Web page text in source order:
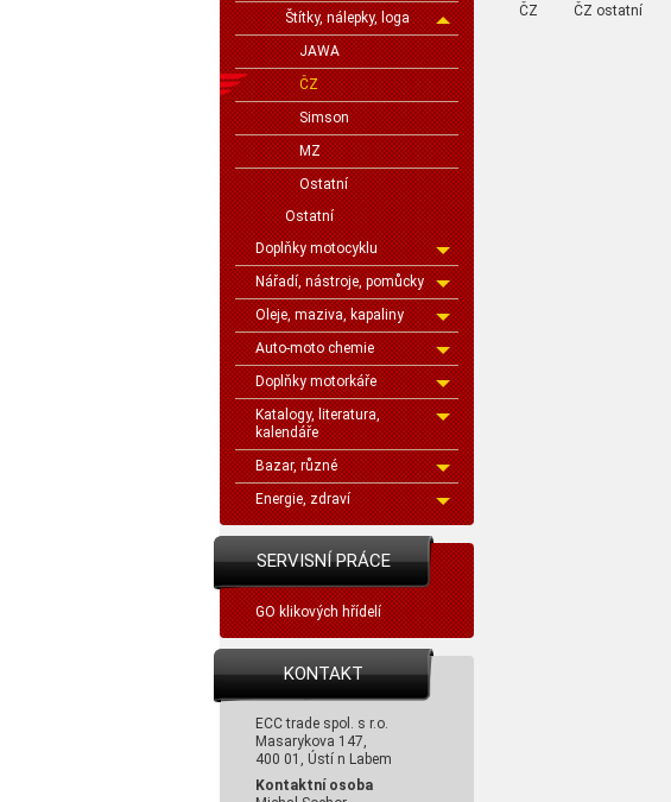
Štítky, nálepky, loga
JAWA
ČZ
Simson
MZ
Ostatní
Ostatní
Doplňky motocyklu
Nářadí, nástroje, pomůcky
Oleje, maziva, kapaliny
Auto-moto chemie
Doplňky motorkáře
Katalogy, literatura,
kalendáře
Bazar, různé
Energie, zdraví
SERVISNÍ PRÁCE
GO klikových hřídelí
KONTAKT
ECC trade spol. s r.o.
Masarykova 147,
400 01, Ústí n Labem
Kontaktní osoba
ČZ ČZ ostatní